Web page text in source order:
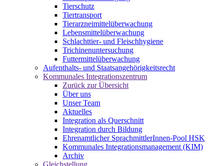
Tierschutz
Tiertransport
Tierarzneimittelüberwachung
Lebensmittelüberwachung
Schlachttier- und Fleischhygiene
Trichinenuntersuchung
Futtermittelüberwachung
Aufenthalts- und Staatsangehörigkeitsrecht
Kommunales Integrationszentrum
Zurück zur Übersicht
Über uns
Unser Team
Aktuelles
Integration als Querschnitt
Integration durch Bildung
Ehrenamtlicher SprachmittlerInnen-Pool HSK
Kommunales Integrationsmanagement (KIM)
Archiv
Gleichstellung